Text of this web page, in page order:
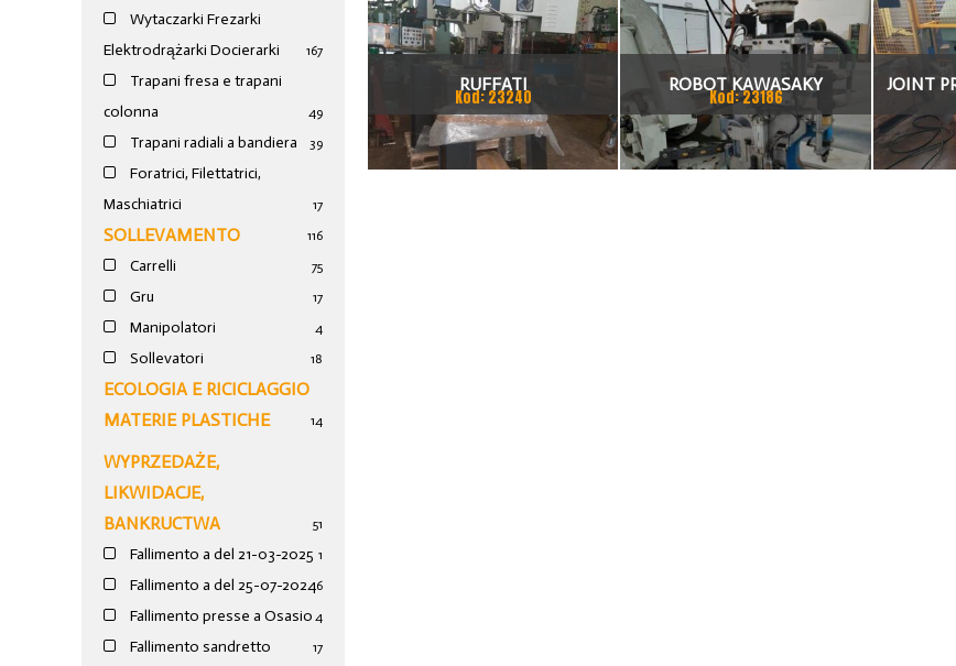
Wytaczarki Frezarki
Elektrodrążarki Docierarki
167
Trapani fresa e trapani
colonna
49
Trapani radiali a bandiera 39
Foratrici, Filettatrici,
Maschiatrici
17
SOLLEVAMENTO 116
Carrelli 75
Gru 17
Manipolatori 4
Sollevatori 18
ECOLOGIA E RICICLAGGIO
MATERIE PLASTICHE
14
WYPRZEDAŻE,
LIKWIDACJE,
BANKRUCTWA
51
Fallimento a del 21-03-2025 1
Fallimento a del 25-07-20246
Fallimento presse a Osasio 4
Fallimento sandretto 17
RUFFATI
Kod: 23240
ROBOT KAWASAKY
Kod: 23186
JOINT